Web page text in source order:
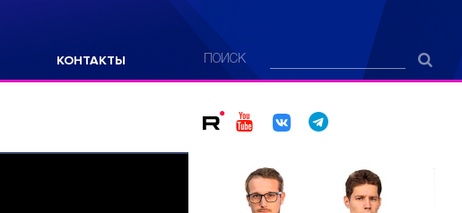
КОНТАКТЫ ПОИСК